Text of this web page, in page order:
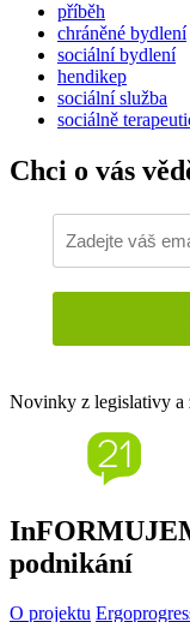
příběh
chráněné bydlení
sociální bydlení
hendikep
sociální služba
sociálně
Chci o vás
Novinky z legislativy a
podnikání
O projektu